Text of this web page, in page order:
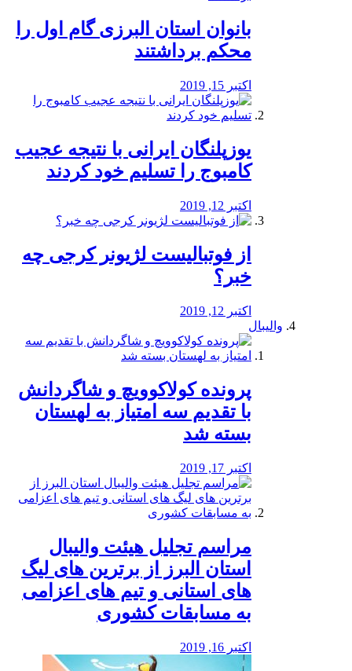
بانوان استان البرزی گام اول را
محكم برداشتند
اکتبر 15, 2019
یوزپلنگان ایرانی با نتیجه عجیب
کامبوج را تسلیم خود کردند
اکتبر 12, 2019
از فوتبالیست لژیونر کرجی چه
خبر؟
اکتبر 12, 2019
والیبال
پرونده کولاکوویچ و شاگردانش
با تقدیم سه امتیاز به لهستان
بسته شد
اکتبر 17, 2019
مراسم تجلیل هیئت والیبال
استان البرز از برترین های لیگ
های استانی و تیم های اعزامی
به مسابقات کشوری
اکتبر 16, 2019